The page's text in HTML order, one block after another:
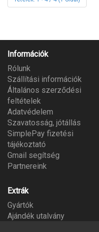
Információk
Rólunk
Szállítási információk
Általános szerződési
feltételek
Adatvédelem
Szavatosság, jótállás
SimplePay fizetési
tájékoztató
Gmail segítség
Partnereink
Extrák
Gyártók
Ajándék utalvány